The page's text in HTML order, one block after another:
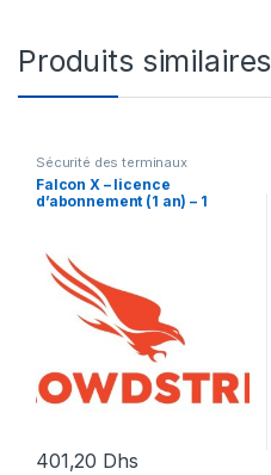
Produits similaires
Sécurité des terminaux
Falcon X – licence
d’abonnement (1 an) – 1
401,20 Dhs